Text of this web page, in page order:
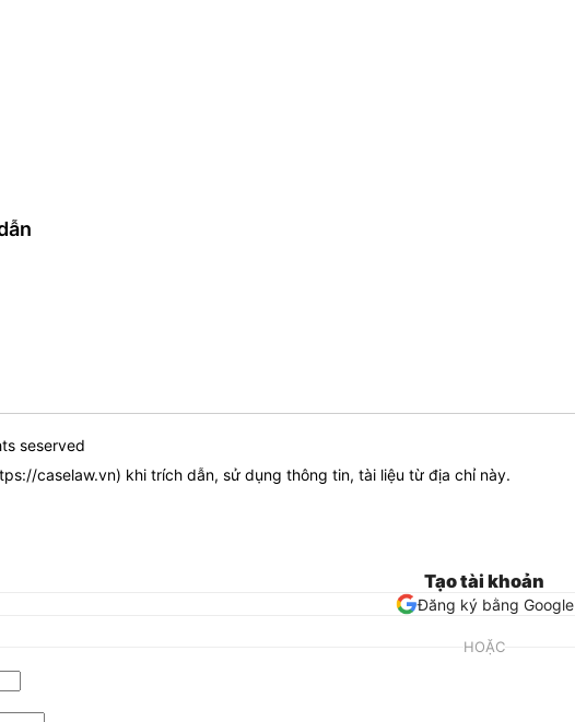
seserved
caselaw.vn) khi trích dẫn, sử dụng thông tin, tài liệu từ địa chỉ này.
Tạo tài khoản
Đăng ký bằng Google
HOẶC